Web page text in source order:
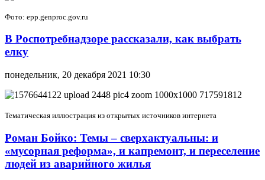
Фото: epp.genproc.gov.ru
В Роспотребнадзоре рассказали, как выбрать
елку
понедельник, 20 декабря 2021 10:30
Тематическая иллюстрация из открытых источников интернета
Роман Бойко: Темы – сверхактуальны: и
«мусорная реформа», и капремонт, и переселение
людей из аварийного жилья